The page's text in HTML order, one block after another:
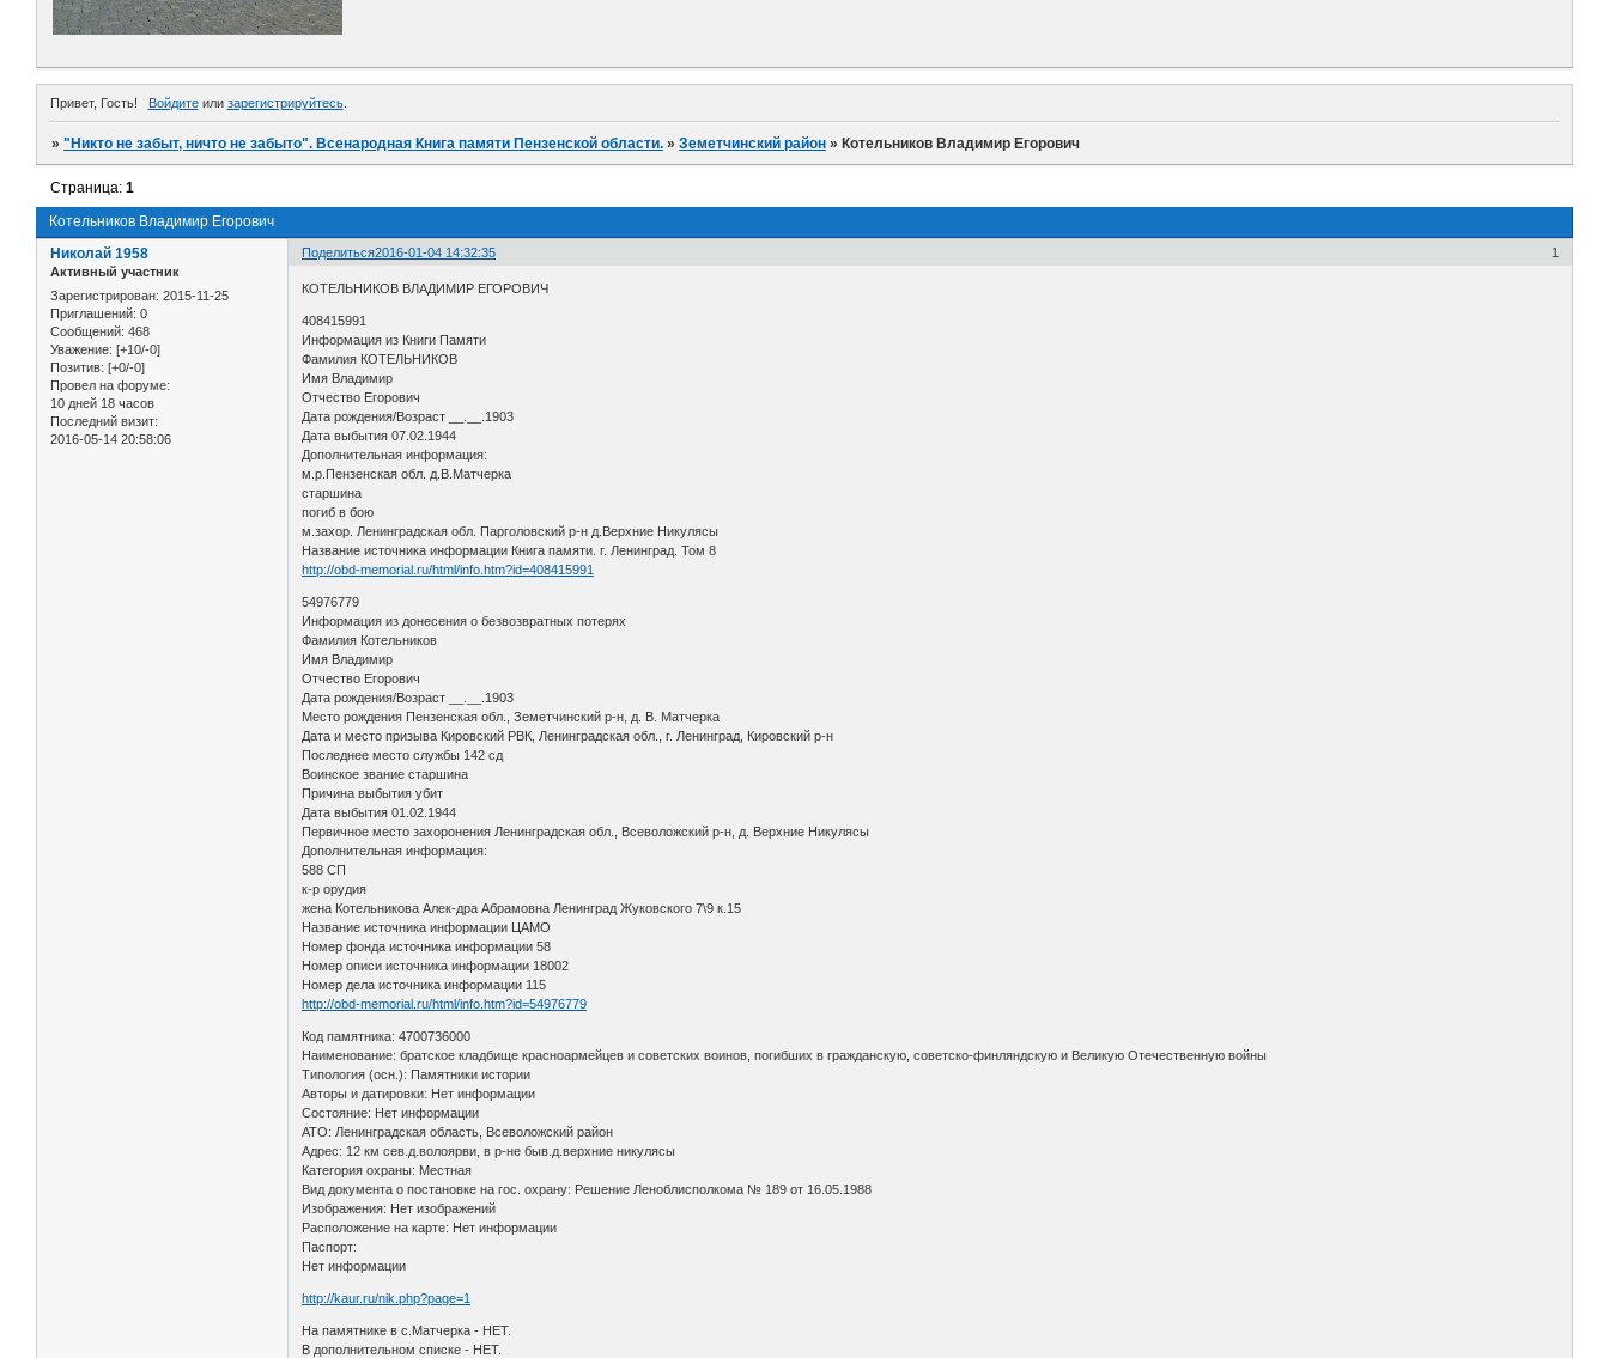
Привет, Гость! Войдитеили зарегистрируйтесь.
»"Никто не забыт, ничто не забыто". Всенародная Книга памяти Пензенской области. »Земетчинский район » Котельников Владимир Егорович
Котельников Владимир Егорович
Страница:1
Поделиться 1
2016-01-04 14:32:35
Николай 1958
Активный участник
Зарегистрирован: 2015-11-25
Приглашений: 0
Сообщений: 468
Уважение: [+10/-0]
Позитив: [+0/-0]
Провел на форуме:
10 дней 18 часов
Последний визит:
2016-05-14 20:58:06
КОТЕЛЬНИКОВ ВЛАДИМИР ЕГОРОВИЧ
408415991
Информация из Книги Памяти
Фамилия КОТЕЛЬНИКОВ
Имя Владимир
Отчество Егорович
Дата рождения/Возраст __.__.1903
Дата выбытия 07.02.1944
Дополнительная информация:
м.р.Пензенская обл. д.В.Матчерка
старшина
погиб в бою
м.захор. Ленинградская обл. Парголовский р-н д.Верхние Никулясы
Название источника информации Книга памяти. г. Ленинград. Том 8
http://obd-memorial.ru/html/info.htm?id=408415991
54976779
Информация из донесения о безвозвратных потерях
Фамилия Котельников
Имя Владимир
Отчество Егорович
Дата рождения/Возраст __.__.1903
Место рождения Пензенская обл., Земетчинский р-н, д. В. Матчерка
Дата и место призыва Кировский РВК, Ленинградская обл., г. Ленинград, Кировский р-н
Последнее место службы 142 сд
Воинское звание старшина
Причина выбытия убит
Дата выбытия 01.02.1944
Первичное место захоронения Ленинградская обл., Всеволожский р-н, д. Верхние Никулясы
Дополнительная информация:
588 СП
к-р орудия
жена Котельникова Алек-дра Абрамовна Ленинград Жуковского 7\9 к.15
Название источника информации ЦАМО
Номер фонда источника информации 58
Номер описи источника информации 18002
Номер дела источника информации 115
http://obd-memorial.ru/html/info.htm?id=54976779
Код памятника: 4700736000
Наименование: братское кладбище красноармейцев и советских воинов, погибших в гражданскую, советско-финляндскую и Великую Отечественную войны
Типология (осн.): Памятники истории
Авторы и датировки: Нет информации
Состояние: Нет информации
АТО: Ленинградская область, Всеволожский район
Адрес: 12 км сев.д.волоярви, в р-не быв.д.верхние никулясы
Категория охраны: Местная
Вид документа о постановке на гос. охрану: Решение Леноблисполкома № 189 от 16.05.1988
Изображения: Нет изображений
Расположение на карте: Нет информации
Паспорт:
Нет информации
http://kaur.ru/nik.php?page=1
На памятнике в с.Матчерка - НЕТ.
В дополнительном списке - НЕТ.